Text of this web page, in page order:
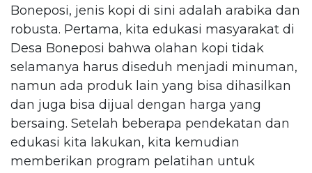
Boneposi, jenis kopi di sini adalah arabika dan
robusta. Pertama, kita edukasi masyarakat di
Desa Boneposi bahwa olahan kopi tidak
selamanya harus diseduh menjadi minuman,
namun ada produk lain yang bisa dihasilkan
dan juga bisa dijual dengan harga yang
bersaing. Setelah beberapa pendekatan dan
edukasi kita lakukan, kita kemudian
memberikan program pelatihan untuk